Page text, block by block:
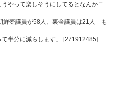
うやって楽しそうにしてるとなんかニ
鮮壺議員が58人、裏金議員は21人 も
半分に減らします」 [271912485]